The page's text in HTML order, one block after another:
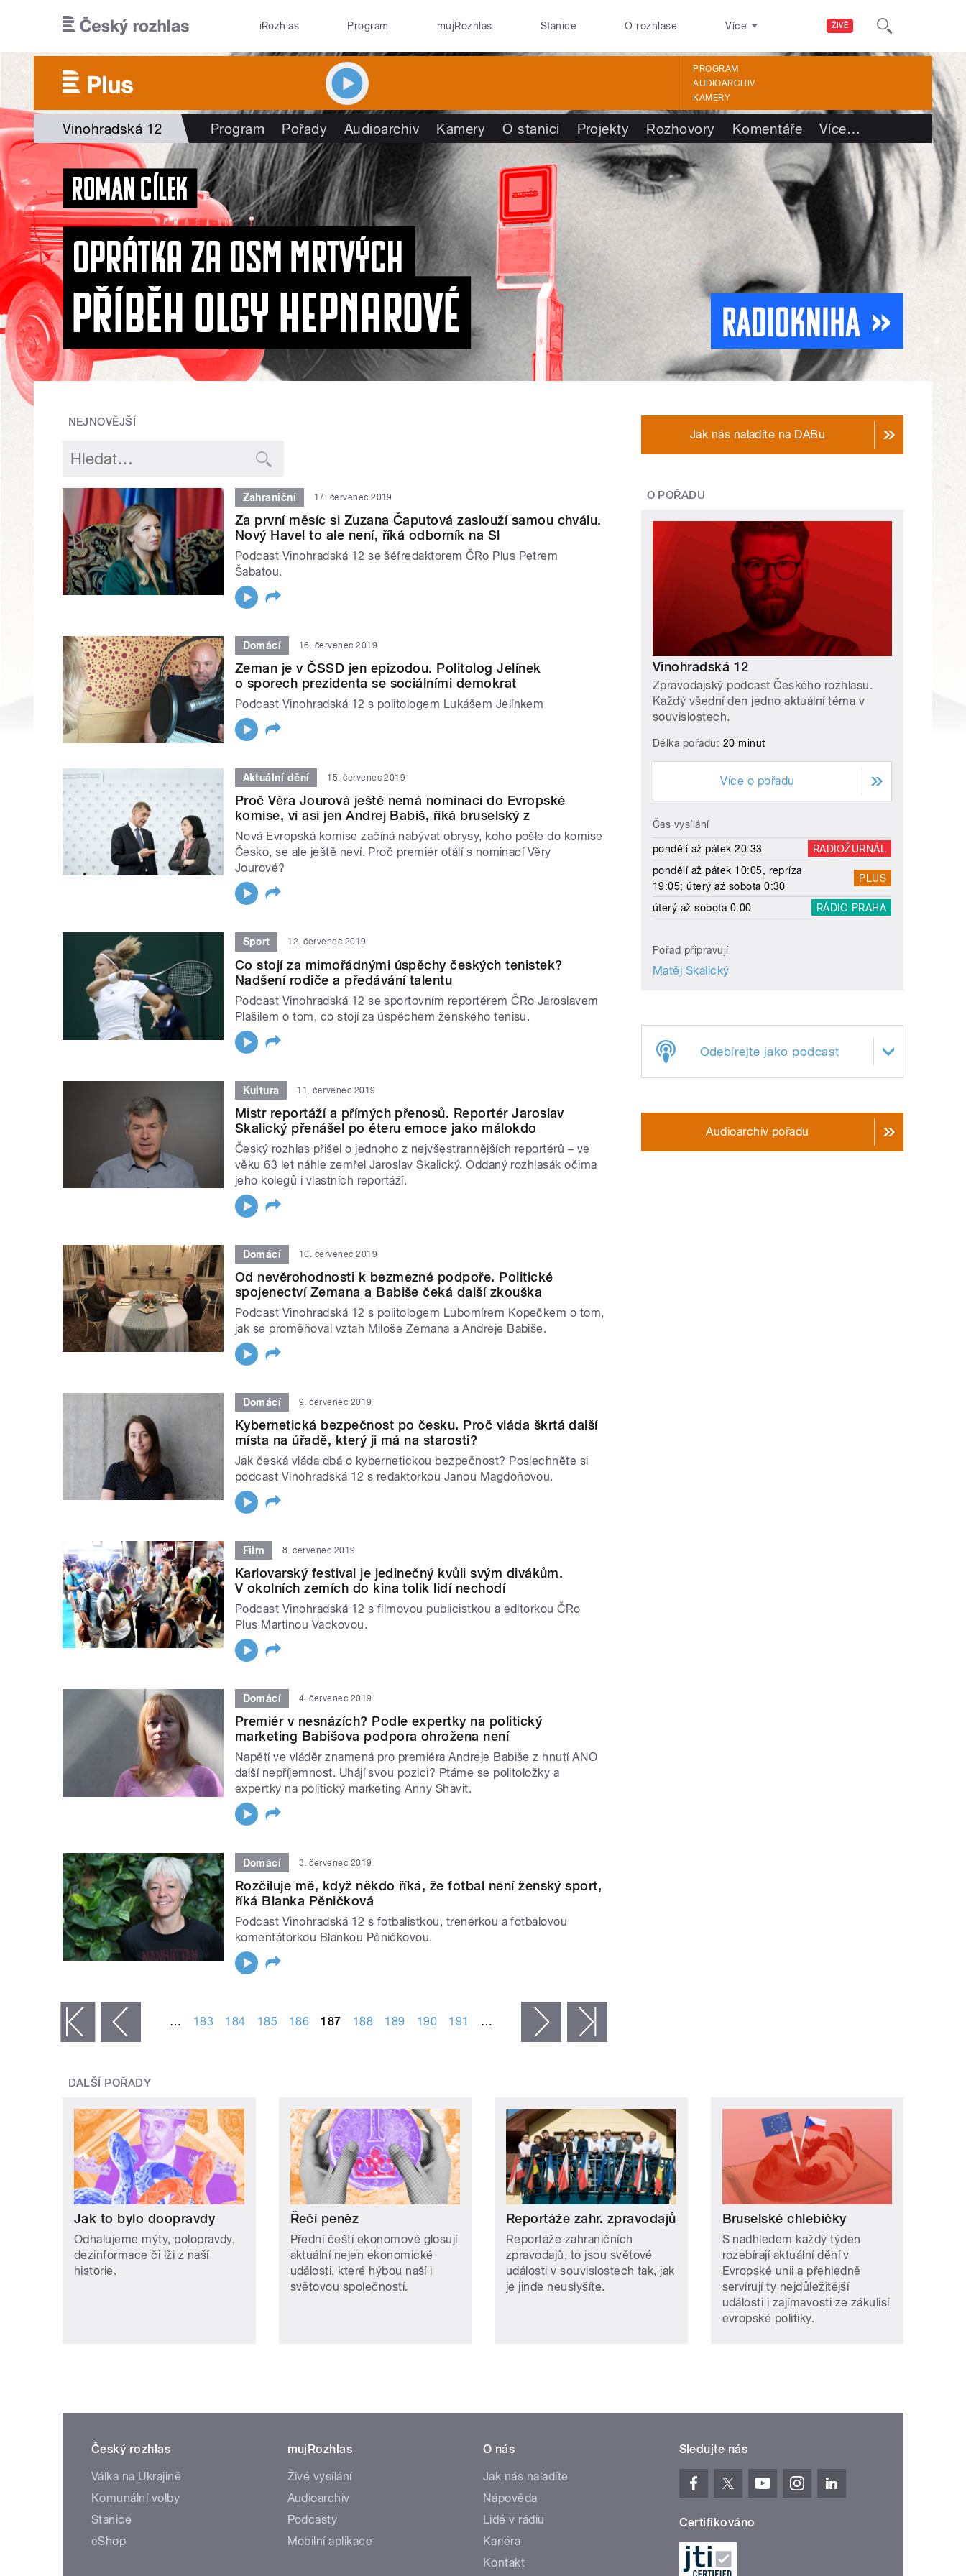
ŽIVĚ
iRozhlas Program mujRozhlas Stanice O rozhlase Více
PROGRAM
AUDIOARCHIV
KAMERY
Vinohradská 12 Program Pořady Audioarchiv Kamery O stanici Projekty Rozhovory Komentáře Více…
NEJNOVĚJŠÍ
Zahraniční 17. červenec 2019
Za první měsíc si Zuzana Čaputová zaslouží samou chválu.
Nový Havel to ale není, říká odborník na Sl
Podcast Vinohradská 12 se šéfredaktorem ČRo Plus Petrem
Šabatou.
Domácí 16. červenec 2019
Zeman je v ČSSD jen epizodou. Politolog Jelínek
o sporech prezidenta se sociálními demokrat
Podcast Vinohradská 12 s politologem Lukášem Jelínkem
Aktuální dění 15. červenec 2019
Proč Věra Jourová ještě nemá nominaci do Evropské
komise, ví asi jen Andrej Babiš, říká bruselský z
Nová Evropská komise začíná nabývat obrysy, koho pošle do komise
Česko, se ale ještě neví. Proč premiér otálí s nominací Věry
Jourové?
Sport 12. červenec 2019
Co stojí za mimořádnými úspěchy českých tenistek?
Nadšení rodiče a předávání talentu
Podcast Vinohradská 12 se sportovním reportérem ČRo Jaroslavem
Plašilem o tom, co stojí za úspěchem ženského tenisu.
Kultura 11. červenec 2019
Mistr reportáží a přímých přenosů. Reportér Jaroslav
Skalický přenášel po éteru emoce jako málokdo
Český rozhlas přišel o jednoho z nejvšestrannějších reportérů – ve
věku 63 let náhle zemřel Jaroslav Skalický. Oddaný rozhlasák očima
jeho kolegů i vlastních reportáží.
Domácí 10. červenec 2019
Od nevěrohodnosti k bezmezné podpoře. Politické
spojenectví Zemana a Babiše čeká další zkouška
Podcast Vinohradská 12 s politologem Lubomírem Kopečkem o tom,
jak se proměňoval vztah Miloše Zemana a Andreje Babiše.
Domácí 9. červenec 2019
Kybernetická bezpečnost po česku. Proč vláda škrtá další
místa na úřadě, který ji má na starosti?
Jak česká vláda dbá o kybernetickou bezpečnost? Poslechněte si
podcast Vinohradská 12 s redaktorkou Janou Magdoňovou.
Film 8. červenec 2019
Karlovarský festival je jedinečný kvůli svým divákům.
V okolních zemích do kina tolik lidí nechodí
Podcast Vinohradská 12 s filmovou publicistkou a editorkou ČRo
Plus Martinou Vackovou.
Domácí 4. červenec 2019
Premiér v nesnázích? Podle expertky na politický
marketing Babišova podpora ohrožena není
Napětí ve vláděr znamená pro premiéra Andreje Babiše z hnutí ANO
další nepříjemnost. Uhájí svou pozici? Ptáme se politoložky a
expertky na politický marketing Anny Shavit.
Domácí 3. červenec 2019
Rozčiluje mě, když někdo říká, že fotbal není ženský sport,
říká Blanka Pěničková
Podcast Vinohradská 12 s fotbalistkou, trenérkou a fotbalovou
komentátorkou Blankou Pěničkovou.
‹ předchozí … 183 184 185 186 187 188 189 190 191 … následující ›
Jak nás naladíte na DABu
O POŘADU
Vinohradská 12
Zpravodajský podcast Českého rozhlasu.
Každý všední den jedno aktuální téma v
souvislostech.
Délka pořadu: 20 minut
Více o pořadu
Čas vysílání
pondělí až pátek 20:33
RADIOŽURNÁL
pondělí až pátek 10:05, repríza
19:05; úterý až sobota 0:30
PLUS
úterý až sobota 0:00 RÁDIO PRAHA
Pořad připravují
Matěj Skalický
Odebírejte jako podcast
Audioarchiv pořadu
DALŠÍ POŘADY
Jak to bylo doopravdy
Odhalujeme mýty, polopravdy,
dezinformace či lži z naší
historie.
Řečí peněz
Přední čeští ekonomové glosují
aktuální nejen ekonomické
události, které hýbou naší i
světovou společností.
Reportáže zahr. zpravodajů
Reportáže zahraničních
zpravodajů, to jsou světové
události v souvislostech tak, jak
je jinde neuslyšíte.
Bruselské chlebíčky
S nadhledem každý týden
rozebírají aktuální dění v
Evropské unii a přehledně
servírují ty nejdůležitější
události i zajímavosti ze zákulisí
evropské politiky.
Český rozhlas
Válka na Ukrajině
Komunální volby
Stanice
eShop
mujRozhlas
Živé vysílání
Audioarchiv
Podcasty
Mobilní aplikace
O nás
Jak nás naladíte
Nápověda
Lidé v rádiu
Kariéra
Kontakt
Sledujte nás
Certifikováno